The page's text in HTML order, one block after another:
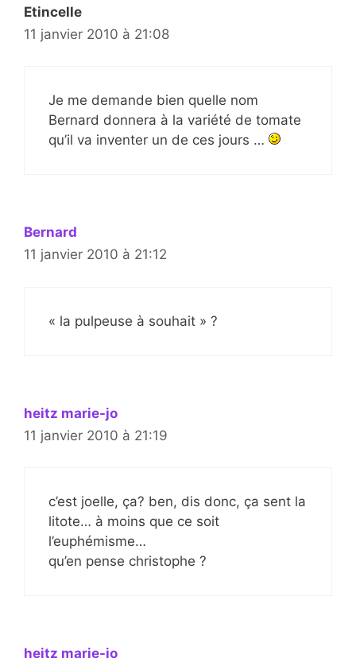
Etincelle
11 janvier 2010 à 21:08
Je me demande bien quelle nom
Bernard donnera à la variété de tomate
qu’il va inventer un de ces jours …
Bernard
11 janvier 2010 à 21:12
« la pulpeuse à souhait » ?
heitz marie-jo
11 janvier 2010 à 21:19
c’est joelle, ça? ben, dis donc, ça sent la
litote… à moins que ce soit
l’euphémisme…
qu’en pense christophe ?
heitz marie-jo